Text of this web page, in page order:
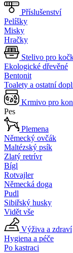
Příslušenství
Pelíšky
Misky
Hračky
Stelivo pro
Ekologické dřevěné
Bentonit
Toalety a ostatní
Krmivo pro
Pes
Plemena
Německý ovčák
Maltézský psík
Zlatý retrívr
Bígl
Rotvajler
Německá doga
Pudl
Sibiřský husky
Vidět vše
Výživa a zdraví
Hygiena a péče
Po kastraci